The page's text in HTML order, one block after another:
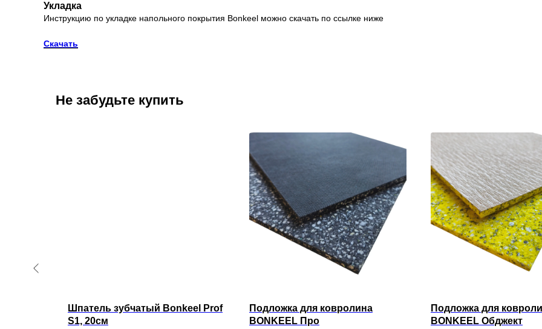
Укладка
Инструкцию по укладке напольного покрытия Bonkeel можно скачать по ссылке ниже
Скачать
Не забудьте купить
Шпатель зубчатый Bonkeel Prof
S1, 20см
Подложка для ковролина
BONKEEL Про
Подложка для
BONKEEL Обджект